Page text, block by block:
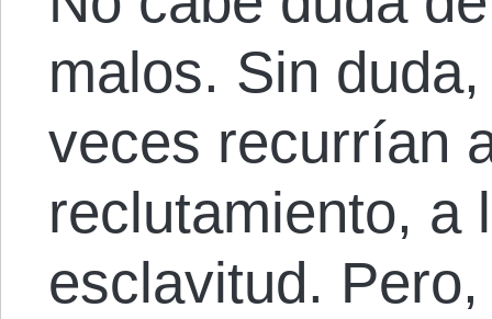
malos. Sin
veces recurrían
reclutamiento, a
esclavitud.